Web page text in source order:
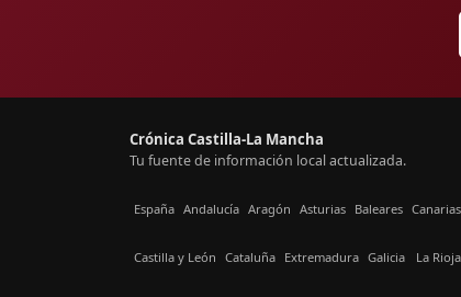
Crónica Castilla-La Mancha
Tu fuente de información local actualizada.
España Andalucía Aragón Asturias Baleares Canarias
Castilla y León Cataluña Extremadura Galicia La Rioja